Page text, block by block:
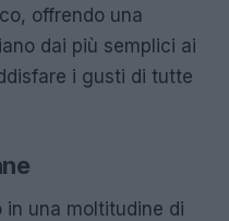
offrendo una
dai più semplici ai
i gusti di tutte
in una moltitudine di